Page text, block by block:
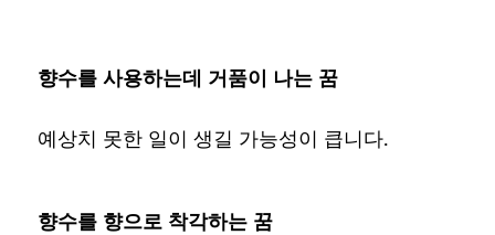
향수를 사용하는데 거품이 나는 꿈
예상치 못한 일이 생길 가능성이 큽니다.
향수를 향으로 착각하는 꿈